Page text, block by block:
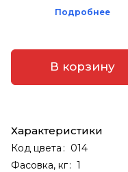
Подробнее
В корзину
Характеристики
Код цвета : 014
Фасовка, кг: 1